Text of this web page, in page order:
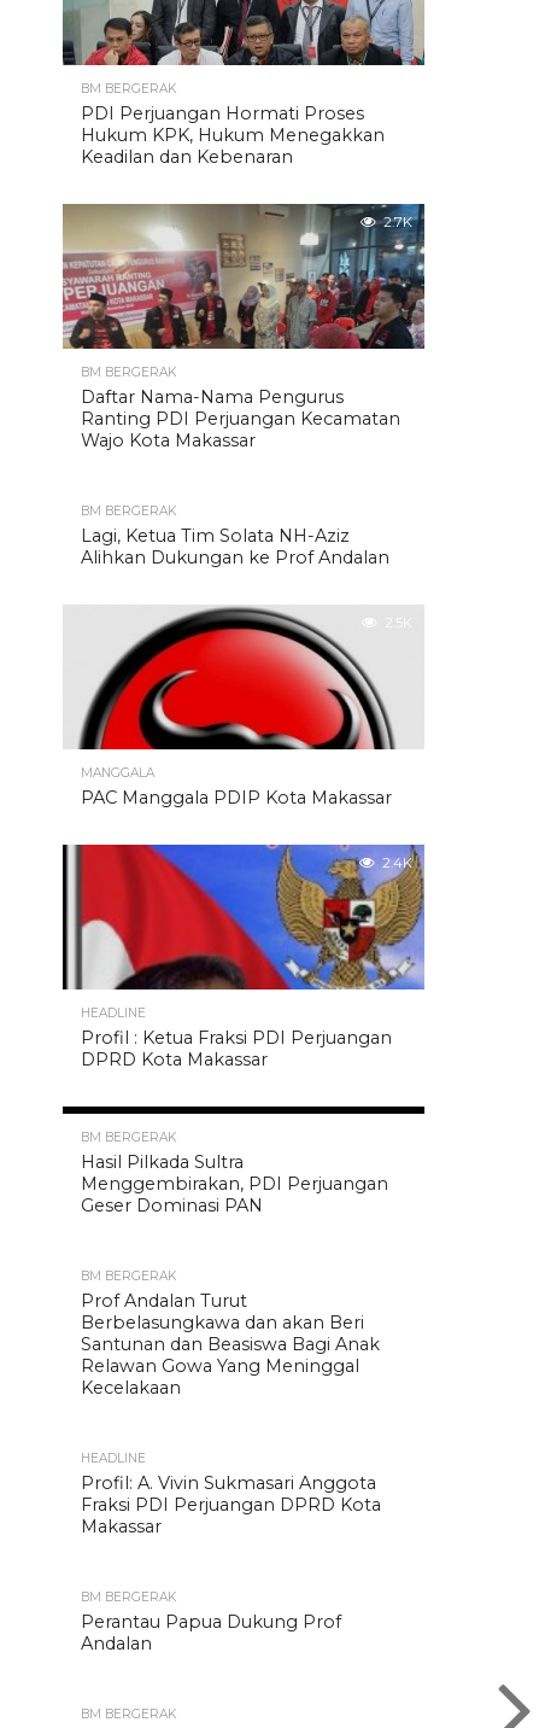
BM BERGERAK
PDI Perjuangan Hormati Proses
Hukum KPK, Hukum Menegakkan
Keadilan dan Kebenaran
2.7K
BM BERGERAK
Daftar Nama-Nama Pengurus
Ranting PDI Perjuangan Kecamatan
Wajo Kota Makassar
BM BERGERAK
Lagi, Ketua Tim Solata NH-Aziz
Alihkan Dukungan ke Prof Andalan
2.5K
MANGGALA
PAC Manggala PDIP Kota Makassar
2.4K
HEADLINE
Profil : Ketua Fraksi PDI Perjuangan
DPRD Kota Makassar
BM BERGERAK
Hasil Pilkada Sultra
Menggembirakan, PDI Perjuangan
Geser Dominasi PAN
BM BERGERAK
Prof Andalan Turut
Berbelasungkawa dan akan Beri
Santunan dan Beasiswa Bagi Anak
Relawan Gowa Yang Meninggal
Kecelakaan
HEADLINE
Profil: A. Vivin Sukmasari Anggota
Fraksi PDI Perjuangan DPRD Kota
Makassar
BM BERGERAK
Perantau Papua Dukung Prof
Andalan
BM BERGERAK